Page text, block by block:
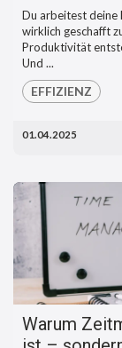
Du arbeitest deine
wirklich geschafft
Produktivität
Und ...
EFFIZIENZ
01.04.2025
Warum